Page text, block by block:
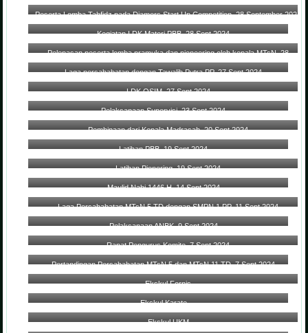
September 2024
Peserta Lomba Tahfidz pada Diamers Start Up Competition, 28 September 2024
Kegiatan LDK Materi PBB, 28 Sept 2024
Pelepasan peserta lomba pramuka dan pioneering oleh kepala MTsN, 28
September 2024
Laga persahabatan dengan Tawalib Putra PP, 27 Sept 2024
LDK OSIM, 27 Sept 2024
Pelaksanaan Supervisi, 23 Sept 2024
Pembinaan dari Kepala Madrasah, 20 Sept 2024
Latihan PBB, 19 Sept 2024
Latihan Pionering, 19 Sept 2024
Maulid Nabi 1446 H, 14 Sept 2024
Laga Persahabatan MTsN 5 TD dengan SMPN 1 PP, 11 Sept 2024
Pelaksanaan ANBK, 9 Sept 2024
Rapat Pengurus Komite, 7 Sept 2024
Pertandingan Persahabatan MTsN 5 dan MTsN 11 TD, 7 Sept 2024
Ekskul Fornis
Ekskul Karate
Ekskul UKM